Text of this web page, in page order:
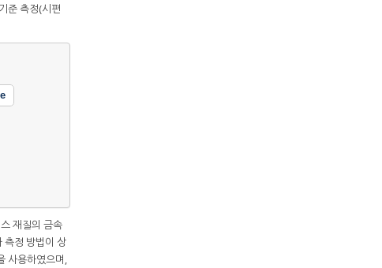
준 측정(시편
재질의 금속
측정 방법이 상
사용하였으며,